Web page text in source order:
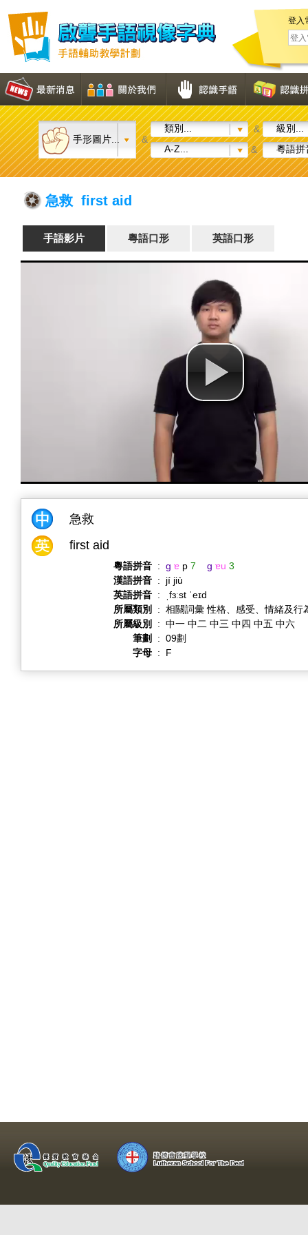
登入
手形圖片... &
類別... &
級別...
A-Z...
& 粵語拼
急救 first aid
手語影片 粵語口形 英語口形
急救
first aid
粵語拼音 : g ɐ p 7 g ɐu 3
漢語拼音 :
jí jiù
英語拼音 :
ˌfɜːst ˈeɪd
所屬類別
: 相關詞彙 性格、感受、情緒及行
所屬級別
: 中一 中二 中三 中四 中五 中六
筆劃
: 09劃
字母 : F